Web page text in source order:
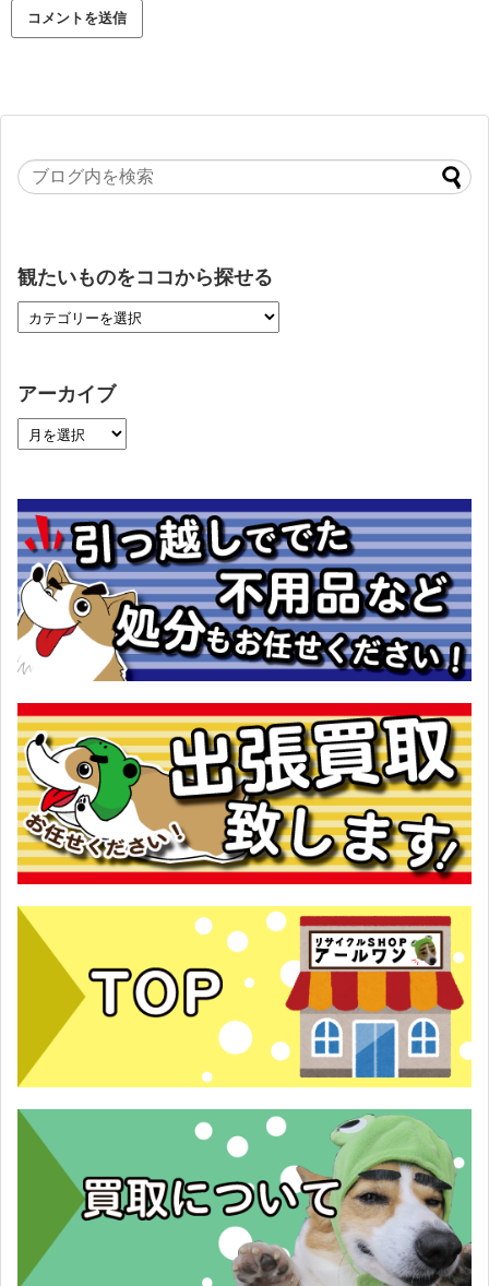
観たいものをココから探せる
アーカイブ